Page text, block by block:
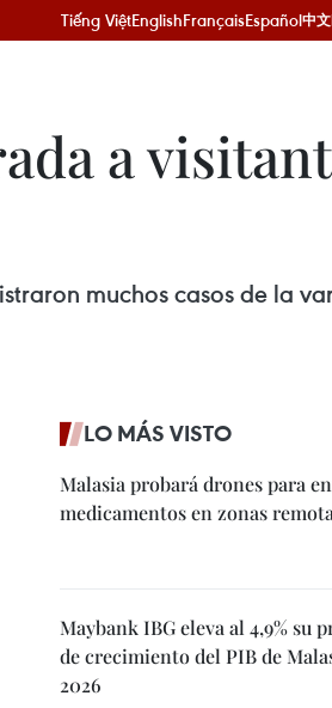
Tiếng ViệtEnglishFrançaisEspañol中文
a
muchos casos de la
LO MÁS VISTO
Malasia probará drones para
medicamentos en zonas
Maybank IBG eleva al 4,9% su
de crecimiento del PIB de
2026